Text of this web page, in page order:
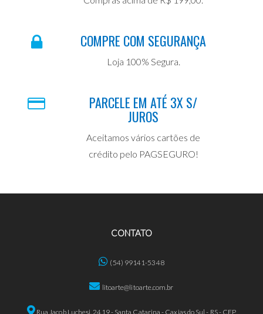
COMPRE COM SEGURANÇA
Loja 100% Segura.
PARCELE EM ATÉ 3X S/
JUROS
Aceitamos vários cartões de
crédito pelo PAGSEGURO!
CONTATO
(54) 99141-5348
litoarte@litoarte.com.br
Rua Jacob Luchesi, 2419 - Santa Catarina - Caxias do Sul - RS - CEP